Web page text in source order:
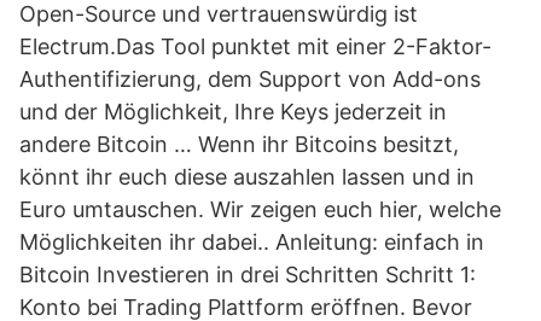
Open-Source und vertrauenswürdig ist
Electrum.Das Tool punktet mit einer 2-Faktor-
Authentifizierung, dem Support von Add-ons
und der Möglichkeit, Ihre Keys jederzeit in
andere Bitcoin … Wenn ihr Bitcoins besitzt,
könnt ihr euch diese auszahlen lassen und in
Euro umtauschen. Wir zeigen euch hier, welche
Möglichkeiten ihr dabei.. Anleitung: einfach in
Bitcoin Investieren in drei Schritten Schritt 1:
Konto bei Trading Plattform eröffnen. Bevor